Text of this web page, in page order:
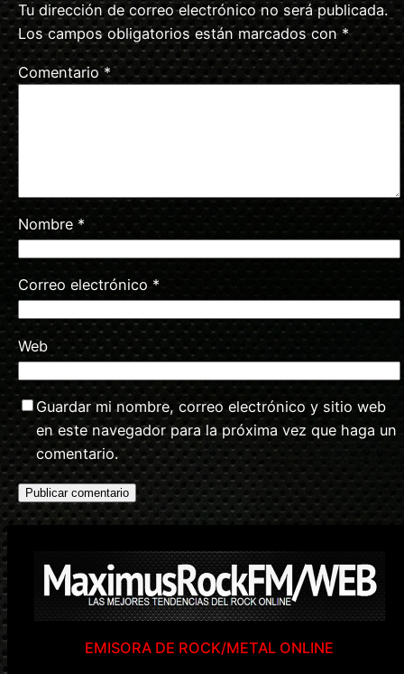
Tu dirección de correo electrónico no será publicada.
Los campos obligatorios están marcados con *
Comentario*
Nombre *
Correo electrónico *
Web
Guardar mi nombre, correo electrónico y sitio web
en este navegador para la próxima vez que haga un
comentario.
EMISORA DE ROCK/METAL ONLINE